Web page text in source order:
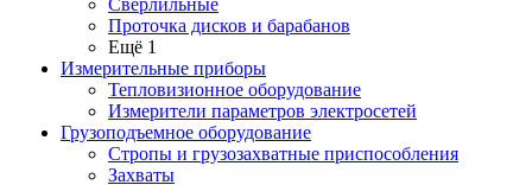
Сверлильные
Проточка дисков и барабанов
Ещё 1
Измерительные приборы
Тепловизионное оборудование
Измерители параметров электросетей
Грузоподъемное оборудование
Стропы и грузозахватные приспособления
Захваты